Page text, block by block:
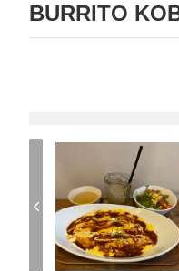
BURRITO